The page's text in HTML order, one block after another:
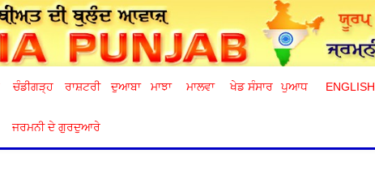
ਚੰਡੀਗੜ੍ਹ ਰਾਸ਼ਟਰੀ ਦੁਆਬਾ ਮਾਝਾ ਮਾਲਵਾ ਖੇਡ ਸੰਸਾਰ ਪੁਆਧ ENGLISH
ਜਰਮਨੀ ਦੇ ਗੁਰਦੁਆਰੇ